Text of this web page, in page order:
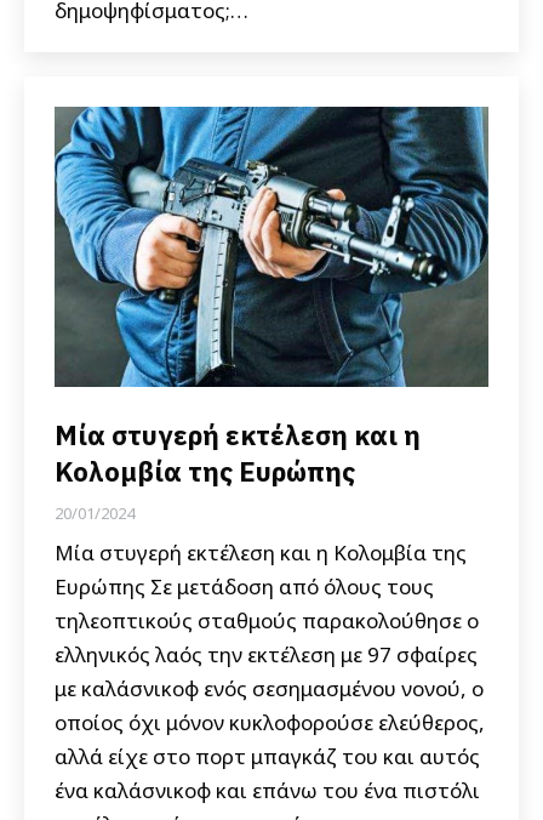
δημοψηφίσματος;…
Μία στυγερή εκτέλεση και η
Κολομβία της Ευρώπης
20/01/2024
Μία στυγερή εκτέλεση και η Κολομβία της
Ευρώπης Σε μετάδοση από όλους τους
τηλεοπτικούς σταθμούς παρακολούθησε ο
ελληνικός λαός την εκτέλεση με 97 σφαίρες
με καλάσνικοφ ενός σεσημασμένου νονού, ο
οποίος όχι μόνον κυκλοφορούσε ελεύθερος,
αλλά είχε στο πορτ μπαγκάζ του και αυτός
ένα καλάσνικοφ και επάνω του ένα πιστόλι